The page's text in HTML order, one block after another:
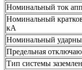
Номинальный ток
Номинальный
кА
Номинальный
Предельная
Тип системы